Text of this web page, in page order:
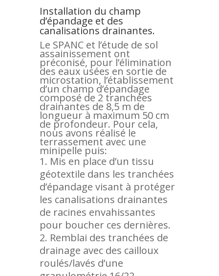
Installation du champ
d’épandage et des
canalisations drainantes.
Le SPANC et l’étude de sol
assainissement ont
préconisé, pour l’élimination
des eaux usées en sortie de
microstation, l’établissement
d’un champ d’épandage
composé de 2 tranchées
drainantes de 8,5 m de
longueur à maximum 50 cm
de profondeur. Pour cela,
nous avons réalisé le
terrassement avec une
minipelle puis:
Mis en place d’un tissu
géotextile dans les tranchées
d’épandage visant à protéger
les canalisations drainantes
de racines envahissantes
pour boucher ces dernières.
Remblai des tranchées de
drainage avec des cailloux
roulés/lavés d’une